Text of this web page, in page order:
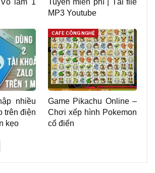
lâm 1
Tuyến miễn phí | Tải file
MP3 Youtube
nhiều
trên điện
kẹo
CAFE CÔNG NGHỆ
Game Pikachu Online –
Chơi xếp hình Pokemon
cổ điển